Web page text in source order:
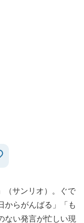
（サンリオ）。ぐで
からがんばる」「も
ない発言が忙しい現